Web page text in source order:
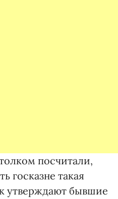
посчитали,
госказне такая
утверждают бывшие